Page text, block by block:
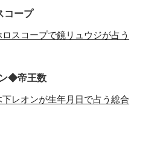
コープ
スコープで鏡リュウジが占う
ン◆帝王数
レオンが生年月日で占う総合